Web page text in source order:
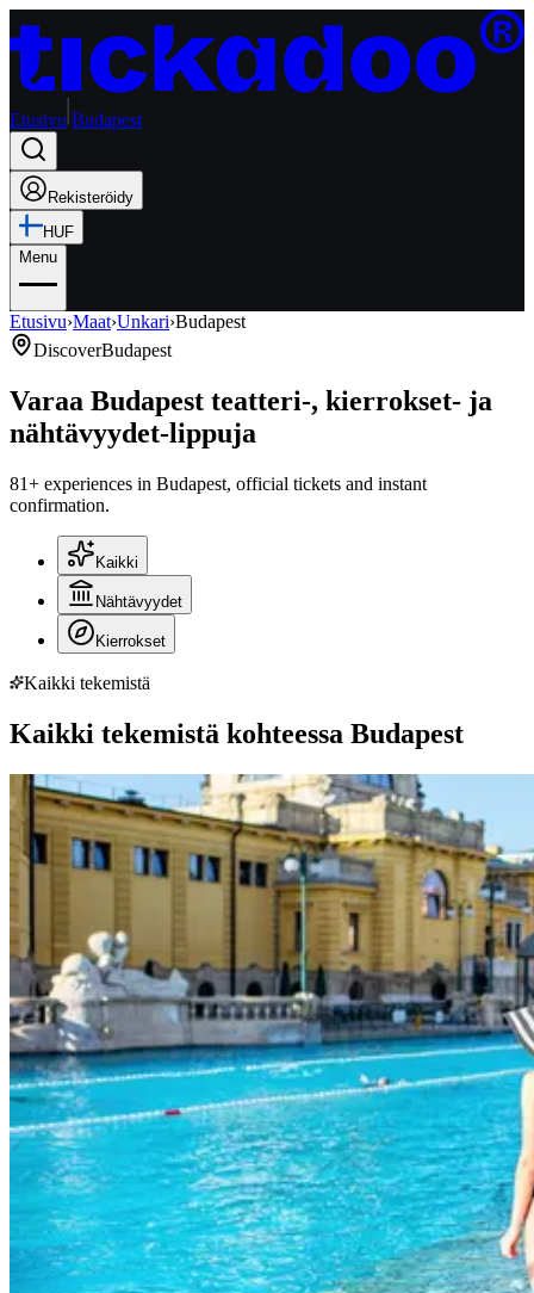
Etusivu Budapest
Rekisteröidy
HUF
Menu
Etusivu›Maat›Unkari›Budapest
DiscoverBudapest
Varaa Budapest teatteri-, kierrokset- ja
nähtävyydet-lippuja
81+ experiences in Budapest, official tickets and instant
confirmation.
Kaikki
Nähtävyydet
Kierrokset
Kaikki tekemistä
Kaikki tekemistä kohteessa Budapest